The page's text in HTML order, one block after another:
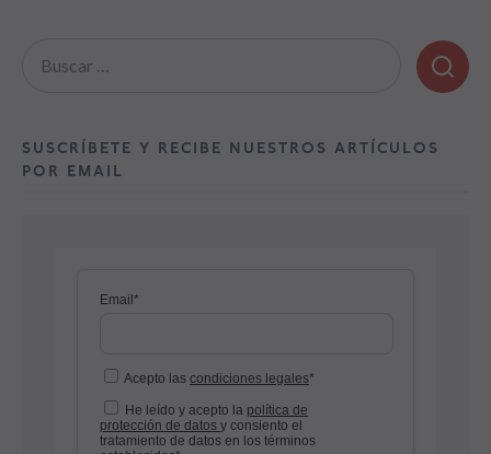
SUSCRÍBETE Y RECIBE NUESTROS ARTÍCULOS
POR EMAIL